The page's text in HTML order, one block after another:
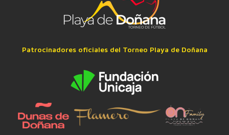
Patrocinadores oficiales del Torneo Playa de Doñana